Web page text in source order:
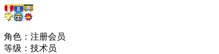
角色：注册会员
等级：技术员